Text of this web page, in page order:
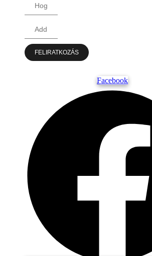
FELIRATKOZÁS
Facebook